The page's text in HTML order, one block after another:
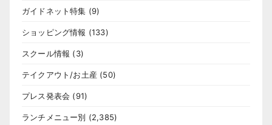
ガイドネット特集 (9)
ショッピング情報 (133)
スクール情報 (3)
テイクアウト/お土産 (50)
プレス発表会 (91)
ランチメニュー別 (2,385)